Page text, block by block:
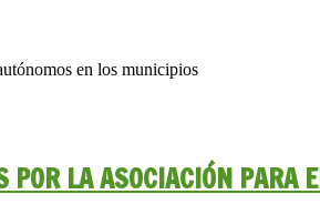
en los municipios
LA ASOCIACIÓN PARA